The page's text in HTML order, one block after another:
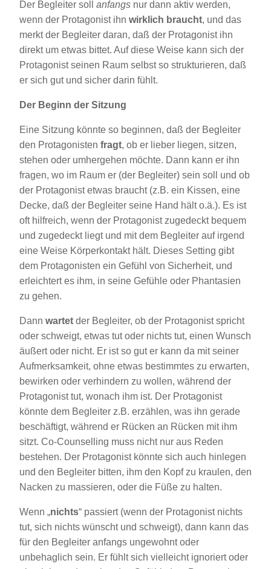
Der Begleiter soll anfangs nur dann aktiv werden,
wenn der Protagonist ihn wirklich braucht, und das
merkt der Begleiter daran, daß der Protagonist ihn
direkt um etwas bittet. Auf diese Weise kann sich der
Protagonist seinen Raum selbst so strukturieren, daß
er sich gut und sicher darin fühlt.
Der Beginn der Sitzung
Eine Sitzung könnte so beginnen, daß der Begleiter
den Protagonisten fragt, ob er lieber liegen, sitzen,
stehen oder umhergehen möchte. Dann kann er ihn
fragen, wo im Raum er (der Begleiter) sein soll und ob
der Protagonist etwas braucht (z.B. ein Kissen, eine
Decke, daß der Begleiter seine Hand hält o.ä.). Es ist
oft hilfreich, wenn der Protagonist zugedeckt bequem
und zugedeckt liegt und mit dem Begleiter auf irgend
eine Weise Körperkontakt hält. Dieses Setting gibt
dem Protagonisten ein Gefühl von Sicherheit, und
erleichtert es ihm, in seine Gefühle oder Phantasien
zu gehen.
Dann wartet der Begleiter, ob der Protagonist spricht
oder schweigt, etwas tut oder nichts tut, einen Wunsch
äußert oder nicht. Er ist so gut er kann da mit seiner
Aufmerksamkeit, ohne etwas bestimmtes zu erwarten,
bewirken oder verhindern zu wollen, während der
Protagonist tut, wonach ihm ist. Der Protagonist
könnte dem Begleiter z.B. erzählen, was ihn gerade
beschäftigt, während er Rücken an Rücken mit ihm
sitzt. Co-Counselling muss nicht nur aus Reden
bestehen. Der Protagonist könnte sich auch hinlegen
und den Begleiter bitten, ihm den Kopf zu kraulen, den
Nacken zu massieren, oder die Füße zu halten.
Wenn „nichts“ passiert (wenn der Protagonist nichts
tut, sich nichts wünscht und schweigt), dann kann das
für den Begleiter anfangs ungewohnt oder
unbehaglich sein. Er fühlt sich vielleicht ignoriert oder